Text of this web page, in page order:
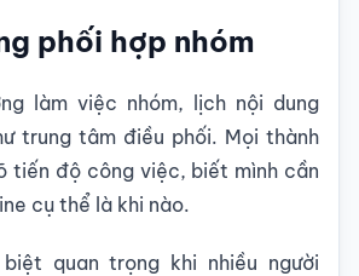
phối hợp nhóm
làm việc nhóm, lịch nội dung
trung tâm điều phối. Mọi thành
tiến độ công việc, biết mình cần
cụ thể là khi nào.
quan trọng khi nhiều người